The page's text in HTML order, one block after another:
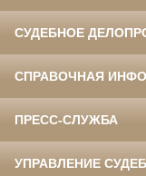
СУДЕБНОЕ
СПРАВОЧНАЯ
ПРЕСС-СЛУЖБА
УПРАВЛЕНИЕ